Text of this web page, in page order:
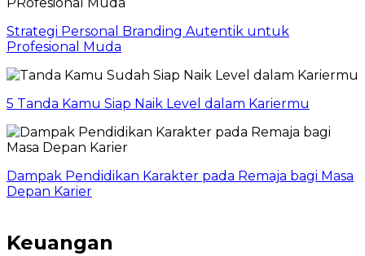
Strategi Personal Branding Autentik untuk
Profesional Muda
5 Tanda Kamu Siap Naik Level dalam Kariermu
Dampak Pendidikan Karakter pada Remaja bagi Masa
Depan Karier
Keuangan